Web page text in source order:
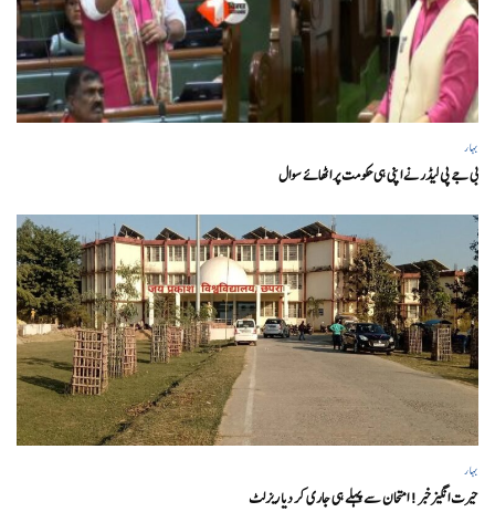
بہار
بی جے پی لیڈر نے اپنی ہی حکومت پر اٹھائے سوال
بہار
حیرت انگیزخبر ! امتحان سے پہلے ہی جاری کر دیا ریزلٹ